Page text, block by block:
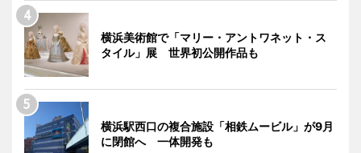
横浜美術館で「マリー・アントワネット・ス
タイル」展 世界初公開作品も
横浜駅西口の複合施設「相鉄ムービル」が9月
に閉館へ 一体開発も